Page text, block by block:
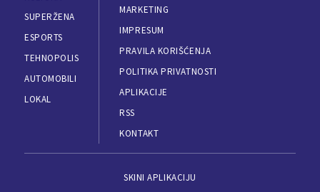
SUPERŽENA
ESPORTS
TEHNOPOLIS
AUTOMOBILI
LOKAL
MARKETING
IMPRESUM
PRAVILA KORIŠĆENJA
POLITIKA PRIVATNOSTI
APLIKACIJE
RSS
KONTAKT
SKINI APLIKACIJU